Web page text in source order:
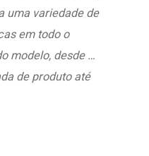
uma variedade de
em todo o
modelo, desde …
de produto até